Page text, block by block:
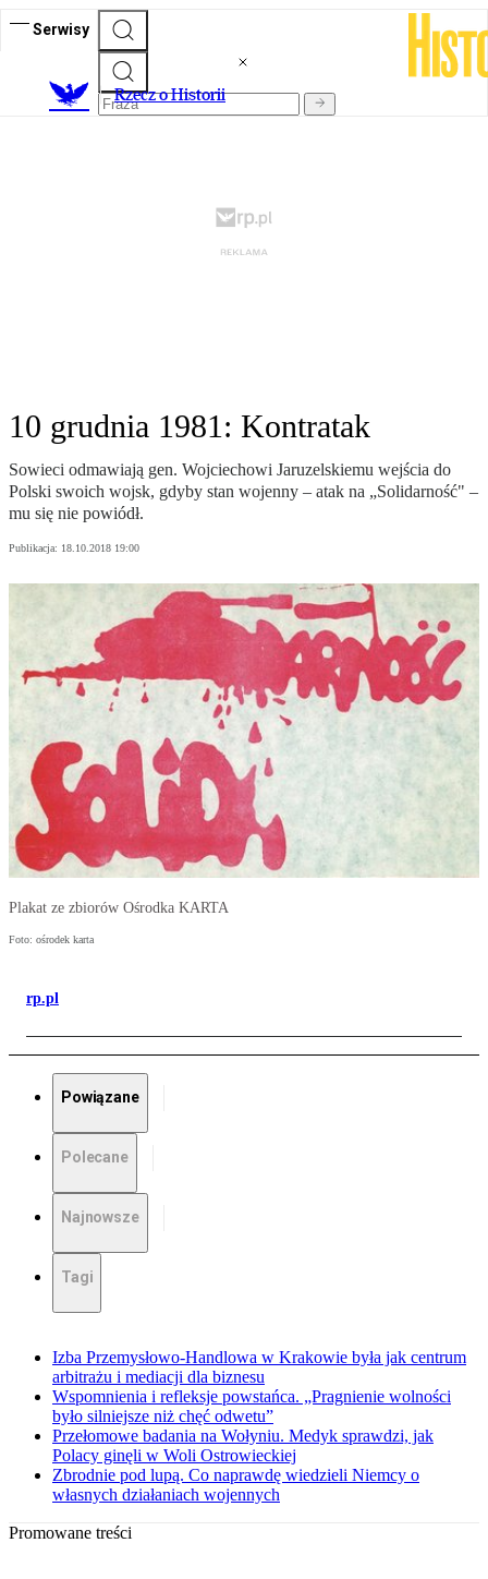
Serwisy
Rzecz o Historii
10 grudnia 1981: Kontratak
Sowieci odmawiają gen. Wojciechowi Jaruzelskiemu wejścia do
Polski swoich wojsk, gdyby stan wojenny – atak na „Solidarność" –
mu się nie powiódł.
Publikacja: 18.10.2018 19:00
Plakat ze zbiorów Ośrodka KARTA
Foto: ośrodek karta
rp.pl
Powiązane
Polecane
Najnowsze
Tagi
Izba Przemysłowo-Handlowa w Krakowie była jak centrum
arbitrażu i mediacji dla biznesu
Wspomnienia i refleksje powstańca. „Pragnienie wolności
było silniejsze niż chęć odwetu”
Przełomowe badania na Wołyniu. Medyk sprawdzi, jak
Polacy ginęli w Woli Ostrowieckiej
Zbrodnie pod lupą. Co naprawdę wiedzieli Niemcy o
własnych działaniach wojennych
Promowane treści